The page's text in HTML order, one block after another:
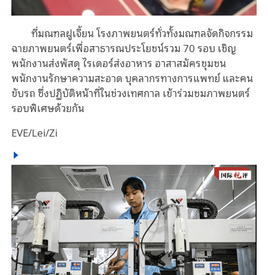
ที่มณฑลฝูเจี้ยน โรงภาพยนตร์ทั่วทั้งมณฑลจัดกิจกรรม
ฉายภาพยนตร์เพื่อสาธารณประโยชน์รวม 70 รอบ เชิญ
พนักงานส่งพัสดุ ไรเดอร์ส่งอาหาร อาสาสมัครชุมชน
พนักงานรักษาความสะอาด บุคลากรทางการแพทย์ และคน
ขับรถ ซึ่งปฏิบัติหน้าที่ในช่วงเทศกาล เข้าร่วมชมภาพยนตร์
รอบพิเศษด้วยกัน
EVE/Lei/Zi